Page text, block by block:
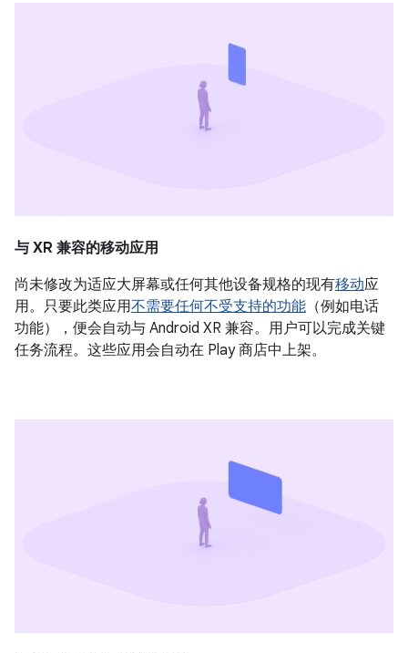
与 XR 兼容的移动应用
尚未修改为适应大屏幕或任何其他设备规格的现有移动应
用。只要此类应用不需要任何不受支持的功能 （例如电话
功能）， 便会自动与 Android XR 兼容。用户可以完成关键
任务流程。这些应用会自动在 Play 商店中上架。